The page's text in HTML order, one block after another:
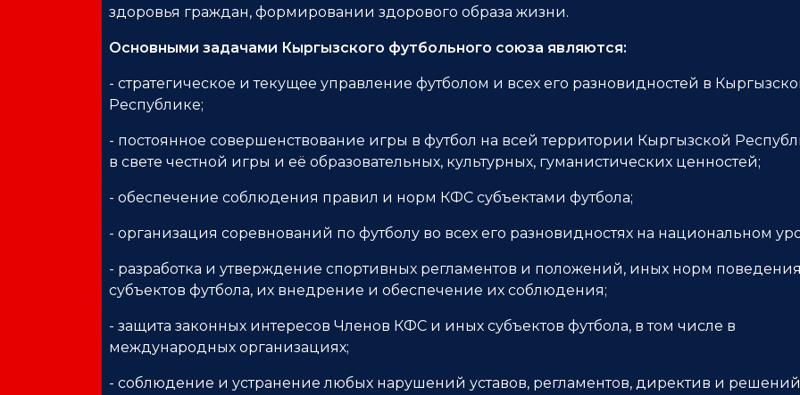
здоровья граждан, формировании здорового образа жизни.
Основными задачами Кыргызского футбольного союза являются:
- стратегическое и текущее управление футболом и всех его разновидностей в
Республике;
- постоянное совершенствование игры в футбол на всей территории Кыргызской
в свете честной игры и её образовательных, культурных, гуманистических ценностей;
- обеспечение соблюдения правил и норм КФС субъектами футбола;
- организация соревнований по футболу во всех его разновидностях на национальном
- разработка и утверждение спортивных регламентов и положений, иных норм поведения
субъектов футбола, их внедрение и обеспечение их соблюдения;
- защита законных интересов Членов КФС и иных субъектов футбола, в том числе в
международных организациях;
- соблюдение и устранение любых нарушений уставов, регламентов, директив и решений